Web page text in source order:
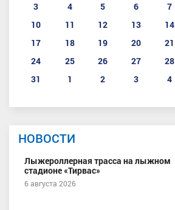
3
4 5 6 7
10
11 12 13 14
17
18 19 20 21
24
25 26 27 28
31
1 2 3 4
НОВОСТИ
Лыжероллерная трасса на лыжном
стадионе «Тирвас»
6 августа 2026